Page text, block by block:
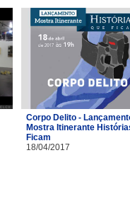
Corpo Delito -
Mostra Itinerante
Ficam
18/04/2017